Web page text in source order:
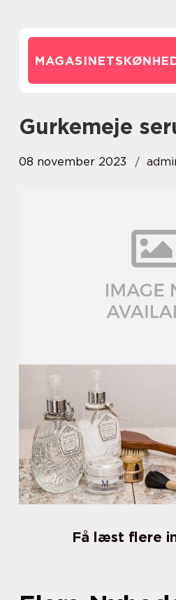
gurkemeje
08 november 2023
Få læst flere